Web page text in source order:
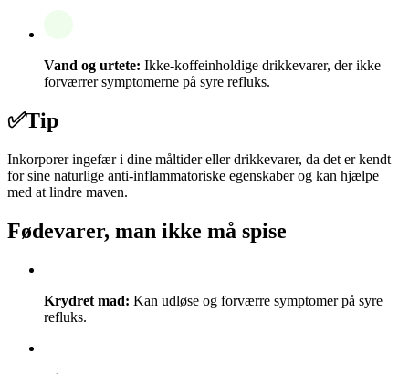
Vand og urtete: Ikke-koffeinholdige drikkevarer, der ikke
forværrer symptomerne på syre refluks.
✅Tip
Inkorporer ingefær i dine måltider eller drikkevarer, da det er kendt
for sine naturlige anti-inflammatoriske egenskaber og kan hjælpe
med at lindre maven.
Fødevarer, man ikke må spise
Krydret mad: Kan udløse og forværre symptomer på syre
refluks.